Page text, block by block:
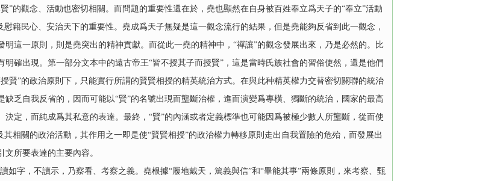
”的觀念、活動也密切相關。而問題的重要性還在於，堯也顯然在自身被百姓奉立爲天子的“奉立”活動
籍民心、安治天下的重要性。堯成爲天子無疑是這一觀念流行的結果，但是堯能夠反省到此一觀念，
這一原則，則是堯突出的精神貢獻。而從此一堯的精神中，“禪讓”的觀念發展出來，乃是必然的。比
確出現。第一部分文本中的遠古帝王“皆不授其子而授賢”，這是當時氏族社會的習俗使然，還是他們
賢”的政治原則下，只能實行所謂的賢賢相授的精英統治方式。在與此种精英權力交替密切關聯的統治
乏自我反省的，因而可能以“賢”的名號出現而壟斷治權，進而演變爲專橫、獨斷的統治，國家的最高
定，而純成爲其私意的表達。最終，“賢”的內涵或者定義標準也可能因爲被極少數人所壟斷，從而使
相關的政治活動，其作用之一即是使“賢賢相授”的政治權力轉移原則走出自我置險的危殆，而發展出
所要表達的主要內容。
字，不讀示，乃察看、考察之義。堯根據“履地戴天，篤義與信”和“畢能其事”兩條原則，來考察、甄